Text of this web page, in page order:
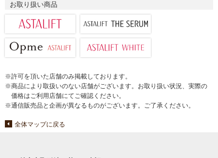
お取り扱い商品
※許可を頂いた店舗のみ掲載しております。
※商品により取扱いのない店舗がございます。お取り扱い状況、実際の
価格はご利用店舗にてご確認ください。
※通信販売品と企画が異なるものがございます。ご了承ください。
全体マップに戻る